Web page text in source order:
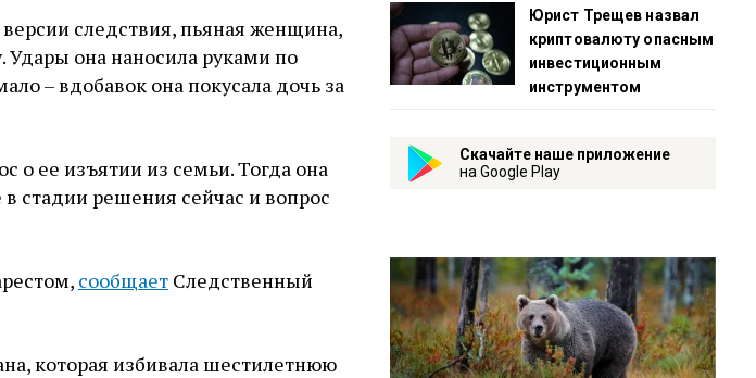
следствия, пьяная женщина,
Удары она наносила руками по
– вдобавок она покусала дочь за
о ее изъятии из семьи. Тогда она
стадии решения сейчас и вопрос
сообщает Следственный
которая избивала шестилетнюю
Юрист Трещев назвал
криптовалюту опасным
инвестиционным
инструментом
Скачайте наше приложение
на Google Play